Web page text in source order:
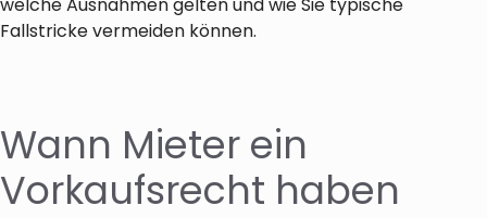
Fallstricke vermeiden können.
Wann Mieter ein
Vorkaufsrecht haben